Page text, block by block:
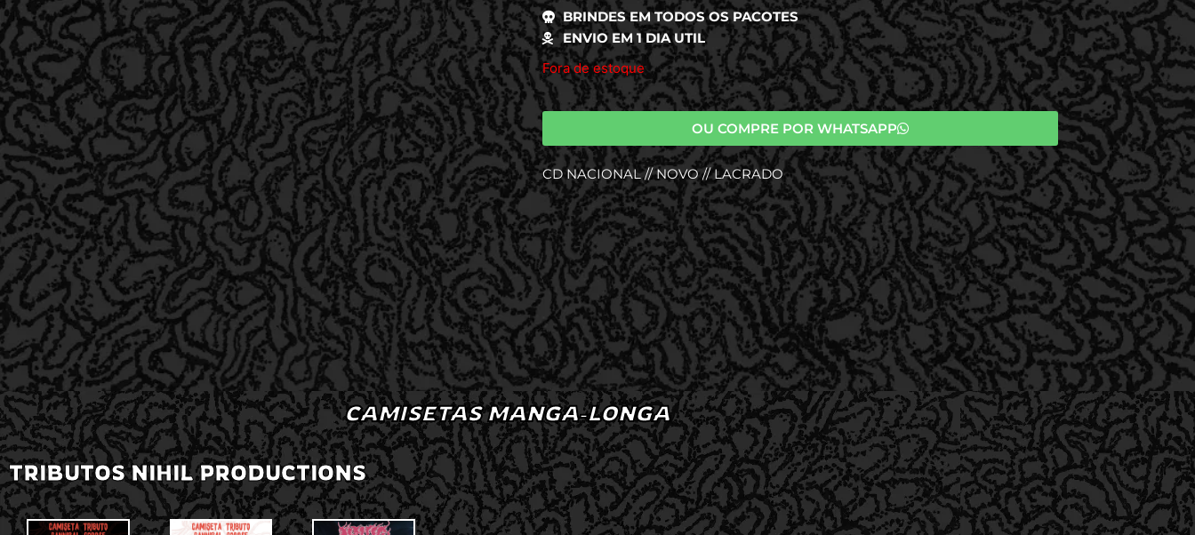
BRINDES EM TODOS OS PACOTES
ENVIO EM 1 DIA UTIL
Fora de estoque
OU COMPRE POR WHATSAPP
CD NACIONAL // NOVO // LACRADO
CAMISETAS MANGA-LONGA
TRIBUTOS NIHIL PRODUCTIONS